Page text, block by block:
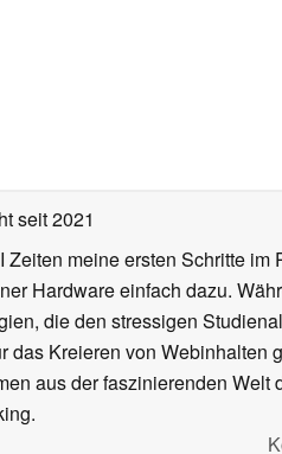
seit 2021
meine ersten Schritte im
Hardware einfach dazu.
die den stressigen
Kreieren von Webinhalten
aus der faszinierenden Welt